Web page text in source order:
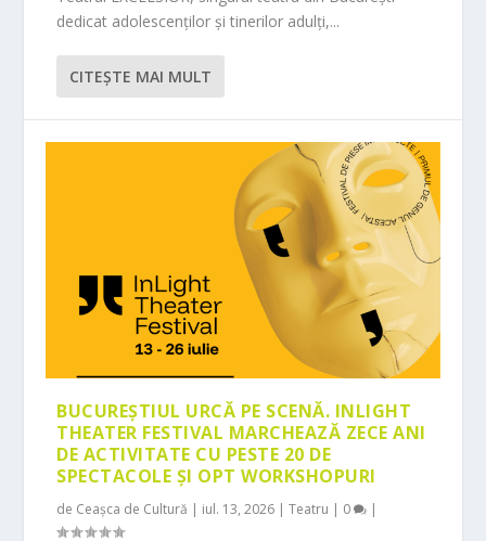
dedicat adolescenților și tinerilor adulți,...
CITEŞTE MAI MULT
BUCUREȘTIUL URCĂ PE SCENĂ. INLIGHT
THEATER FESTIVAL MARCHEAZĂ ZECE ANI
DE ACTIVITATE CU PESTE 20 DE
SPECTACOLE ȘI OPT WORKSHOPURI
de Ceașca de Cultură | iul. 13, 2026 |Teatru | 0 |